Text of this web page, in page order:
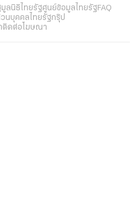
มูลนิธิไทยรัฐศูนย์ข้อมูลไทยรัฐFAQ
นบุคคลไทยรัฐกรุ๊ป
ติดต่อโฆษณา